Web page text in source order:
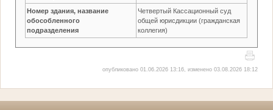
Номер здания, название
обособленного
подразделения
Четвертый Кассационный суд
общей юрисдикции (гражданская
коллегия)
опубликовано 01.06.2026 13:16, изменено 03.08.2026 18:12